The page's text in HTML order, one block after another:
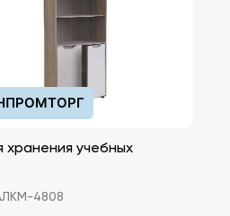
учебных
4808